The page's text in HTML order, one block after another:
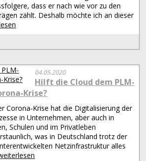
dass er nach wie vor zu den
zählt. Deshalb möchte ich an dieser
04.05.2020
Hilft die Cloud dem PLM-
Krise?
Corona-Krise hat die Digitalisierung der
in Unternehmen, aber auch in
Schulen und im Privatleben
was in Deutschland trotz der
Netzinfrastruktur alles